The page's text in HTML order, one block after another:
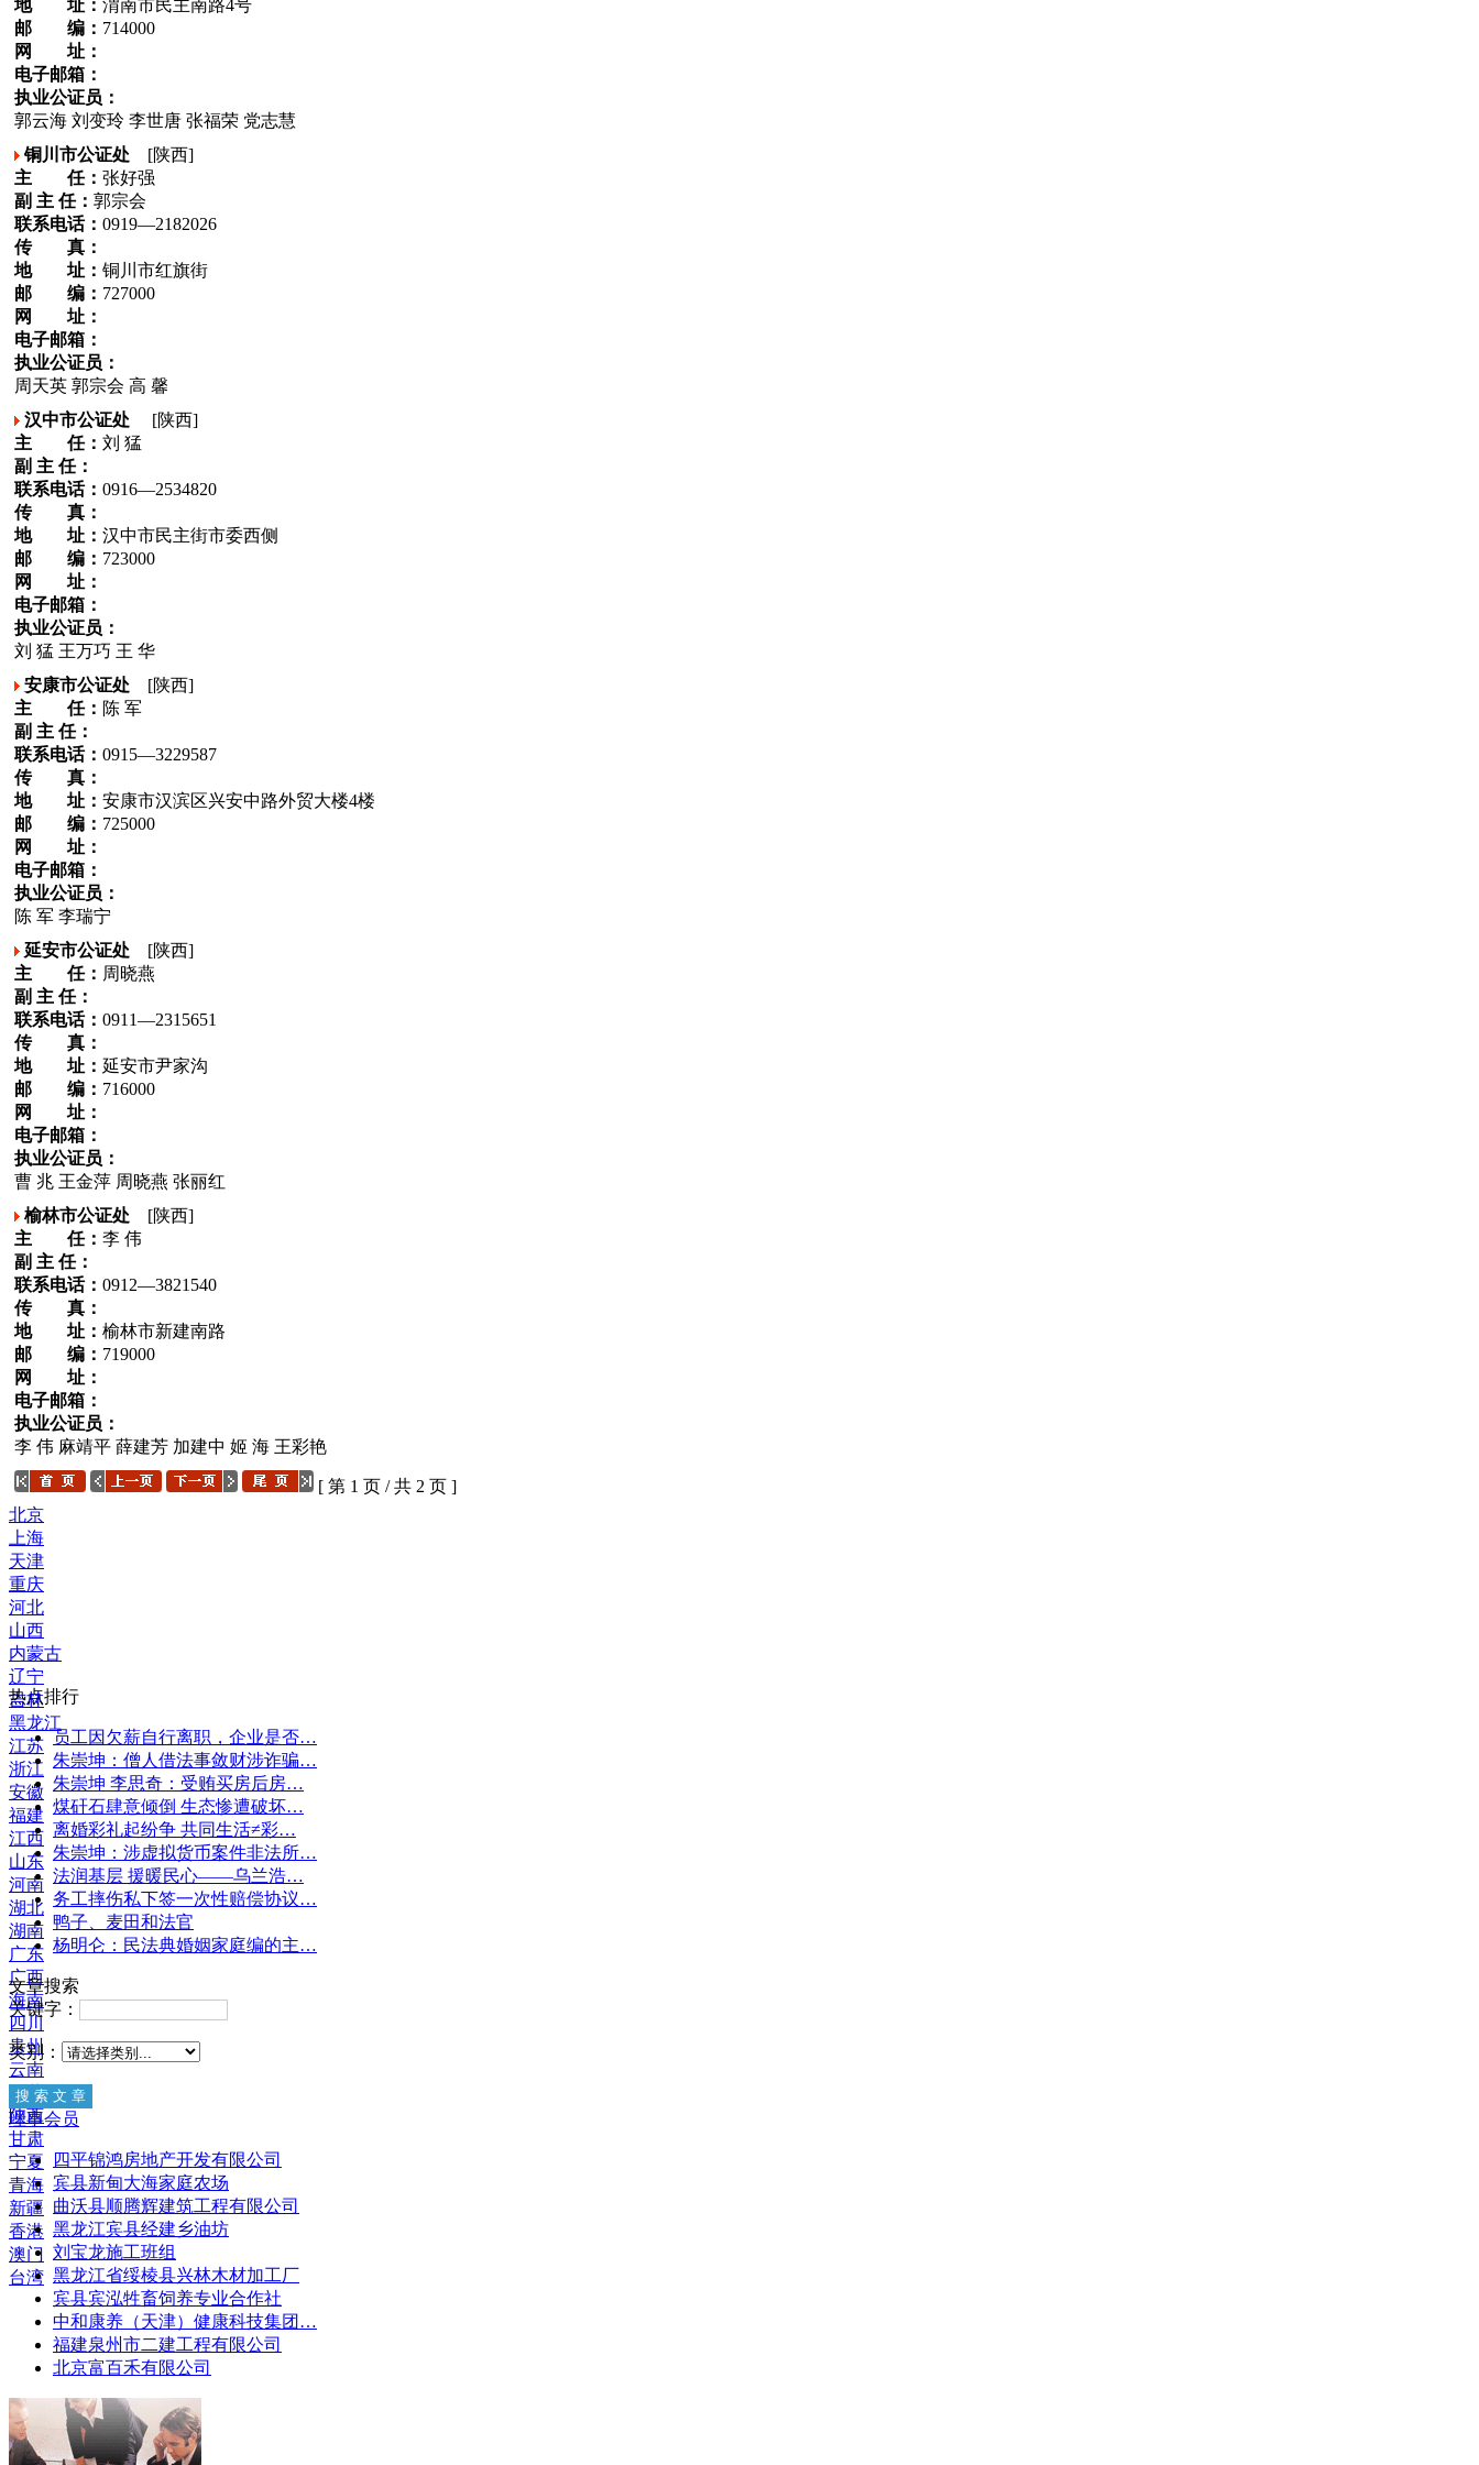
地 址： 渭南市民主南路4号
邮 编： 714000
网 址：
电子邮箱：
执业公证员：
郭云海 刘变玲 李世唐 张福荣 党志慧
铜川市公证处 [陕西]
主 任： 张好强
副 主 任： 郭宗会
联系电话： 0919—2182026
传 真：
地 址： 铜川市红旗街
邮 编： 727000
网 址：
电子邮箱：
执业公证员：
周天英 郭宗会 高 馨
汉中市公证处
[陕西]
主 任： 刘 猛
副 主 任：
联系电话： 0916—2534820
传 真：
地 址： 汉中市民主街市委西侧
邮 编： 723000
网 址：
电子邮箱：
执业公证员：
刘 猛 王万巧 王 华
安康市公证处 [陕西]
主 任： 陈 军
副 主 任：
联系电话： 0915—3229587
传 真：
地 址： 安康市汉滨区兴安中路外贸大楼4楼
邮 编： 725000
网 址：
电子邮箱：
执业公证员：
陈 军 李瑞宁
延安市公证处 [陕西]
主 任： 周晓燕
副 主 任：
联系电话： 0911—2315651
传 真：
地 址： 延安市尹家沟
邮 编： 716000
网 址：
电子邮箱：
执业公证员：
曹 兆 王金萍 周晓燕 张丽红
榆林市公证处 [陕西]
主 任： 李 伟
副 主 任：
联系电话： 0912—3821540
传 真：
地 址： 榆林市新建南路
邮 编： 719000
网 址：
电子邮箱：
执业公证员：
李 伟 麻靖平 薛建芳 加建中 姬 海 王彩艳
[ 第 1 页 / 共 2 页 ]
北京
上海
天津
重庆
河北
山西
内蒙古
辽宁
吉林
黑龙江
江苏
浙江
安徽
福建
江西
山东
河南
湖北
湖南
广东
广西
海南
四川
贵州
云南
西藏
陕西
甘肃
宁夏
青海
新疆
香港
澳门
台湾
热点排行
员工因欠薪自行离职，企业是否…
朱崇坤：僧人借法事敛财涉诈骗…
朱崇坤 李思奇：受贿买房后房…
煤矸石肆意倾倒 生态惨遭破坏…
离婚彩礼起纷争 共同生活≠彩…
朱崇坤：涉虚拟货币案件非法所…
法润基层 援暖民心——乌兰浩…
务工摔伤私下签一次性赔偿协议…
鸭子、麦田和法官
杨明仑：民法典婚姻家庭编的主…
文章搜索
关键字：
类别：
理事会员
四平锦鸿房地产开发有限公司
宾县新甸大海家庭农场
曲沃县顺腾辉建筑工程有限公司
黑龙江宾县经建乡油坊
刘宝龙施工班组
黑龙江省绥棱县兴林木材加工厂
宾县宾泓牲畜饲养专业合作社
中和康养（天津）健康科技集团…
福建泉州市二建工程有限公司
北京富百禾有限公司